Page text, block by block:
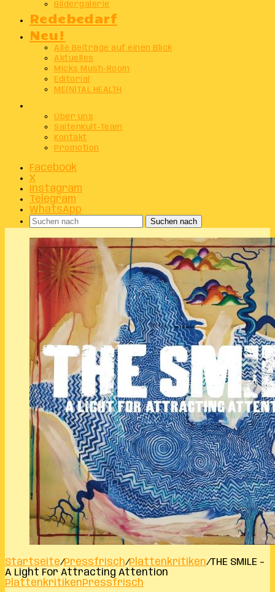
Bildergalerie
Redebedarf
Neu!
Alle Beiträge auf einen Blick
Aktuelles
Micks Mush-Room
Editorial
ME(N)TAL HEALTH
Über uns
SaitenKult-Team
Kontakt
Promotion
Facebook
X
Instagram
Telegram
WhatsApp
Suchen nach
Startseite/Pressfrisch/Plattenkritiken/THE SMILE –
A Light For Attracting Attention
PlattenkritikenPressfrisch